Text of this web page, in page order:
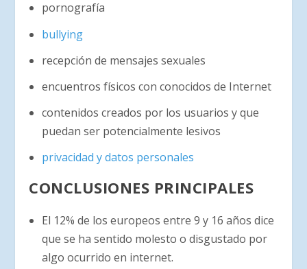
pornografía
bullying
recepción de mensajes sexuales
encuentros físicos con conocidos de Internet
contenidos creados por los usuarios y que
puedan ser potencialmente lesivos
privacidad y datos personales
CONCLUSIONES PRINCIPALES
El 12% de los europeos entre 9 y 16 años dice
que se ha sentido molesto o disgustado por
algo ocurrido en internet.